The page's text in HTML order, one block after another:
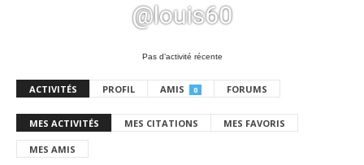
@louis60
Pas d’activité récente
ACTIVITÉS PROFIL AMIS 0 FORUMS
MES ACTIVITÉS MES CITATIONS MES FAVORIS
MES AMIS